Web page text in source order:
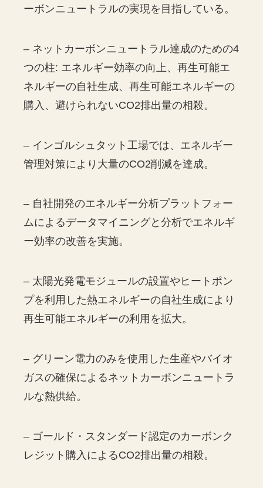
ーボンニュートラルの実現を目指している。
– ネットカーボンニュートラル達成のための4
つの柱: エネルギー効率の向上、再生可能エ
ネルギーの自社生成、再生可能エネルギーの
購入、避けられないCO2排出量の相殺。
– インゴルシュタット工場では、エネルギー
管理対策により大量のCO2削減を達成。
– 自社開発のエネルギー分析プラットフォー
ムによるデータマイニングと分析でエネルギ
ー効率の改善を実施。
– 太陽光発電モジュールの設置やヒートポン
プを利用した熱エネルギーの自社生成により
再生可能エネルギーの利用を拡大。
– グリーン電力のみを使用した生産やバイオ
ガスの確保によるネットカーボンニュートラ
ルな熱供給。
– ゴールド・スタンダード認定のカーボンク
レジット購入によるCO2排出量の相殺。